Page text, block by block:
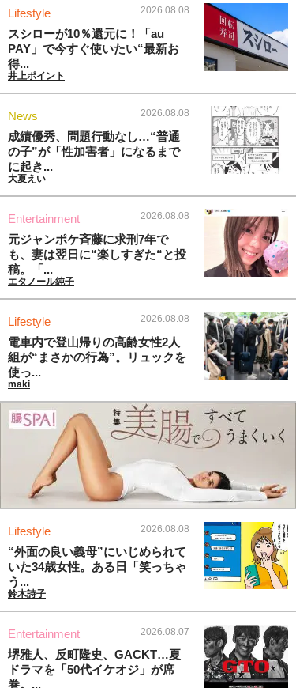
Lifestyle 2026.08.08
スシローが10％還元に！「au
PAY」で今すぐ使いたい“最新お
得...
井上ポイント
News 2026.08.08
成績優秀、問題行動なし…“普通
の子”が「性加害者」になるまで
に起き...
大夏えい
Entertainment 2026.08.08
元ジャンポケ斉藤に求刑7年で
も、妻は翌日に“楽しすぎた“と投
稿。「...
エタノール純子
Lifestyle 2026.08.08
電車内で登山帰りの高齢女性2人
組が“まさかの行為”。リュックを
使っ...
maki
Lifestyle 2026.08.08
“外面の良い義母”にいじめられて
いた34歳女性。ある日「笑っちゃ
う...
鈴木詩子
Entertainment 2026.08.07
堺雅人、反町隆史、GACKT…夏
ドラマを「50代イケオジ」が席
巻。...